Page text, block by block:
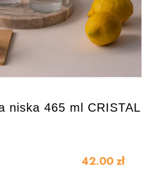
niska 465 ml CRISTAL
42.00 zł